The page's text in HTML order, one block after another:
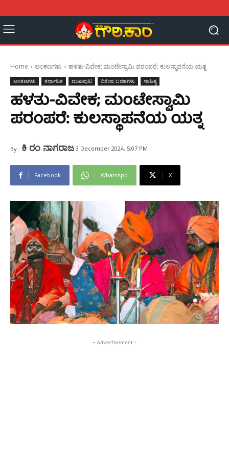
Home ಅಂಕಣಗಳು ಹಳತು-ವಿವೇಕ; ಮಂಟೇಸ್ವಾಮಿ ಪರಂಪರೆ: ಕುಲಸ್ಥಾಪನೆಯ ಯತ್ನ
ಅಂಕಣಗಳು ಕರ್ನಾಟಕ ಮುಖಪುಟ ವಿಶೇಷ ಬರಹಗಳು ಸಾಹಿತ್ಯ
ಹಳತು-ವಿವೇಕ; ಮಂಟೇಸ್ವಾಮಿ
ಪರಂಪರೆ: ಕುಲಸ್ಥಾಪನೆಯ ಯತ್ನ
By : ಕಿ ರಂ ನಾಗರಾಜ 3 December 2024, 5:07 PM
Facebook WhatsApp X
- Advertisement -